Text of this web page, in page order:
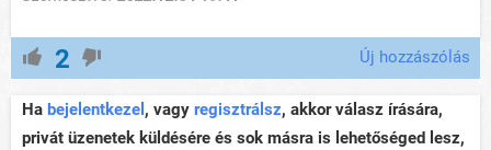
2 Új hozzászólás
Ha bejelentkezel , vagy regisztrálsz, akkor válasz írására,
privát üzenetek küldésére és sok másra is lehetőséged lesz,